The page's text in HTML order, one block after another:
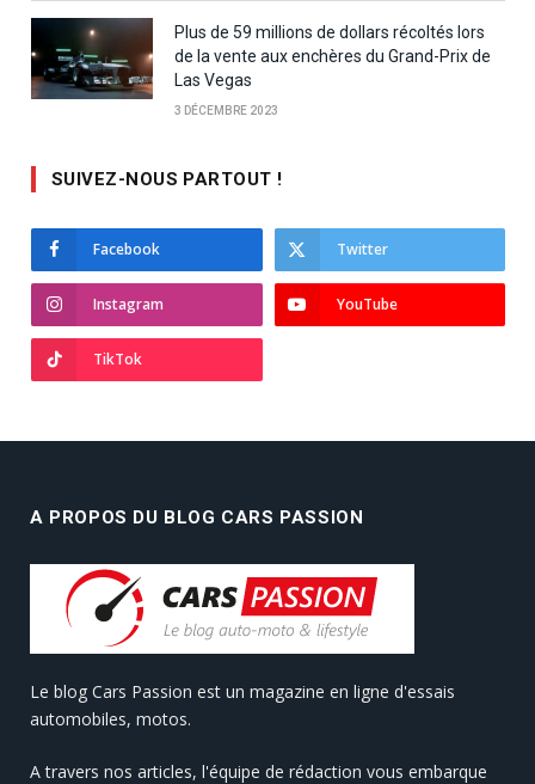
Plus de 59 millions de dollars récoltés lors
de la vente aux enchères du Grand-Prix de
Las Vegas
3 DÉCEMBRE 2023
SUIVEZ-NOUS PARTOUT !
Facebook Twitter
Instagram YouTube
TikTok
A PROPOS DU BLOG CARS PASSION
Le blog Cars Passion est un magazine en ligne d'essais
automobiles, motos.
A travers nos articles, l'équipe de rédaction vous embarque